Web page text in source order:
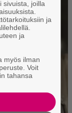
sivuista, joilla
ja
ja
myös ilman
Voit
tahansa